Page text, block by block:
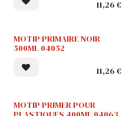
11,26 €
MOTIP PRIMAIRE NOIR
500ML 04052
11,26 €
MOTIP PRIMER POUR